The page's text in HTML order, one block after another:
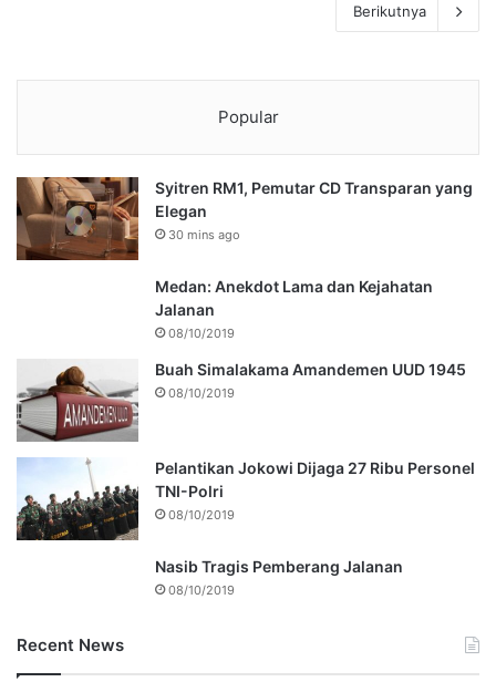
Berikutnya
Popular
Syitren RM1, Pemutar CD Transparan yang
Elegan
30 mins ago
Medan: Anekdot Lama dan Kejahatan
Jalanan
08/10/2019
Buah Simalakama Amandemen UUD 1945
08/10/2019
Pelantikan Jokowi Dijaga 27 Ribu Personel
TNI-Polri
08/10/2019
Nasib Tragis Pemberang Jalanan
08/10/2019
Recent News